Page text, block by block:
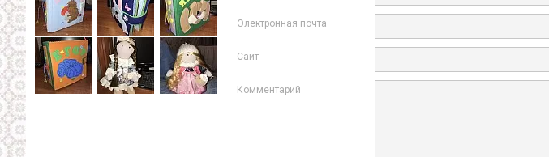
Электронная почта
Сайт
Комментарий